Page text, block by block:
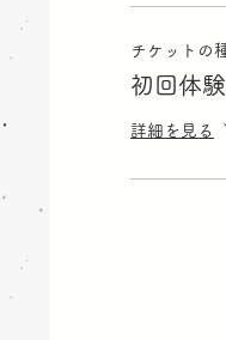
チケットの
初回体験
詳細を見る